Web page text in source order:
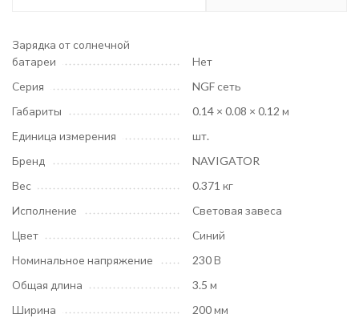
Зарядка от солнечной
батареи
Нет
Серия
NGF сеть
Габариты
0.14 × 0.08 × 0.12 м
Единица измерения
шт.
Бренд
NAVIGATOR
Вес
0.371 кг
Исполнение
Световая завеса
Цвет
Синий
Номинальное напряжение
230 В
Общая длина
3.5 м
Ширина
200 мм